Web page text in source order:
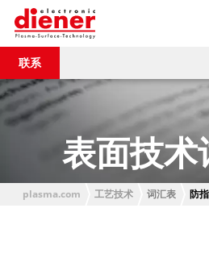
联系
表面技术
plasma.com 工艺技术 词汇表 防